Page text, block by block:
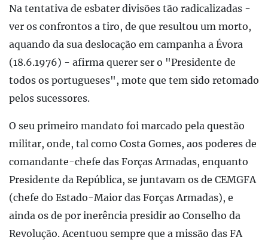
Na tentativa de esbater divisões tão radicalizadas -
ver os confrontos a tiro, de que resultou um morto,
aquando da sua deslocação em campanha a Évora
(18.6.1976) - afirma querer ser o "Presidente de
todos os portugueses", mote que tem sido retomado
pelos sucessores.
O seu primeiro mandato foi marcado pela questão
militar, onde, tal como Costa Gomes, aos poderes de
comandante-chefe das Forças Armadas, enquanto
Presidente da República, se juntavam os de CEMGFA
(chefe do Estado-Maior das Forças Armadas), e
ainda os de por inerência presidir ao Conselho da
Revolução. Acentuou sempre que a missão das FA